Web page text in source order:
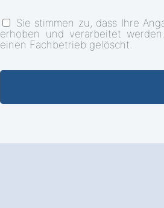
Sie stimmen zu, dass Ihre
erhoben und verarbeitet
einen Fachbetrieb gelöscht.